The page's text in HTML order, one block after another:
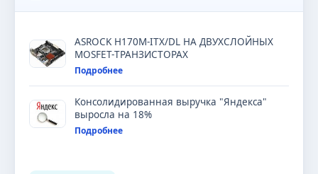
ASROCK H170M-ITX/DL НА ДВУХСЛОЙНЫХ
MOSFET-ТРАНЗИСТОРАХ
Подробнее
Консолидированная выручка "Яндекса"
выросла на 18%
Подробнее